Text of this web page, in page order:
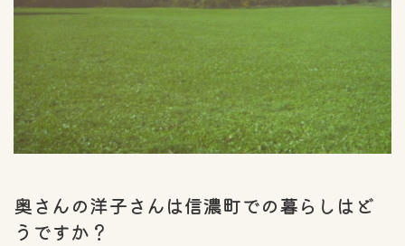
奥さんの洋子さんは信濃町での暮らしはど
うですか？